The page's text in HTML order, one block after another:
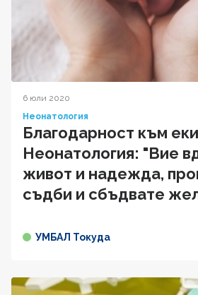
6 юли 2020
Неонатология
Благодарност към
Неонатология: "Вие
живот и надежда,
съдби и сбъдвате
УМБАЛ Токуда